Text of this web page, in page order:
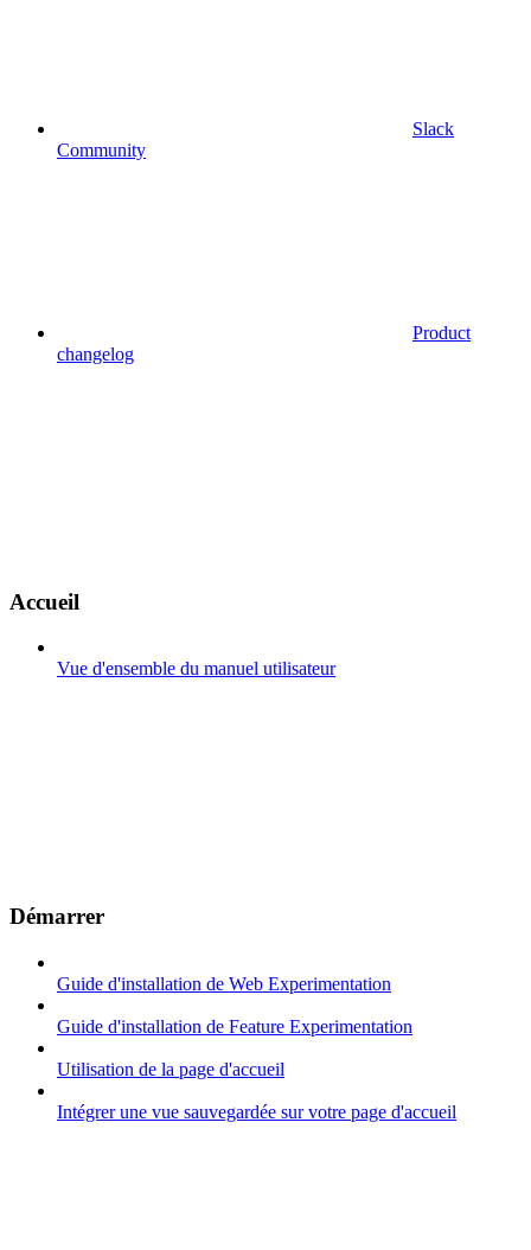
Slack
Community
Product
changelog
Accueil
Vue d'ensemble du manuel utilisateur
Démarrer
Guide d'installation de Web Experimentation
Guide d'installation de Feature Experimentation
Utilisation de la page d'accueil
Intégrer une vue sauvegardée sur votre page d'accueil